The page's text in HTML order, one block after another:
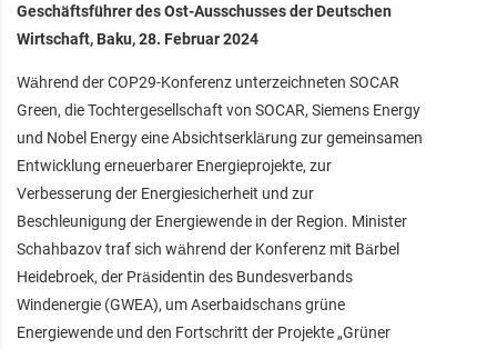
Geschäftsführer des Ost-Ausschusses der Deutschen
Wirtschaft, Baku, 28. Februar 2024
Während der COP29-Konferenz unterzeichneten SOCAR
Green, die Tochtergesellschaft von SOCAR, Siemens Energy
und Nobel Energy eine Absichtserklärung zur gemeinsamen
Entwicklung erneuerbarer Energieprojekte, zur
Verbesserung der Energiesicherheit und zur
Beschleunigung der Energiewende in der Region. Minister
Schahbazov traf sich während der Konferenz mit Bärbel
Heidebroek, der Präsidentin des Bundesverbands
Windenergie (GWEA), um Aserbaidschans grüne
Energiewende und den Fortschritt der Projekte „Grüner